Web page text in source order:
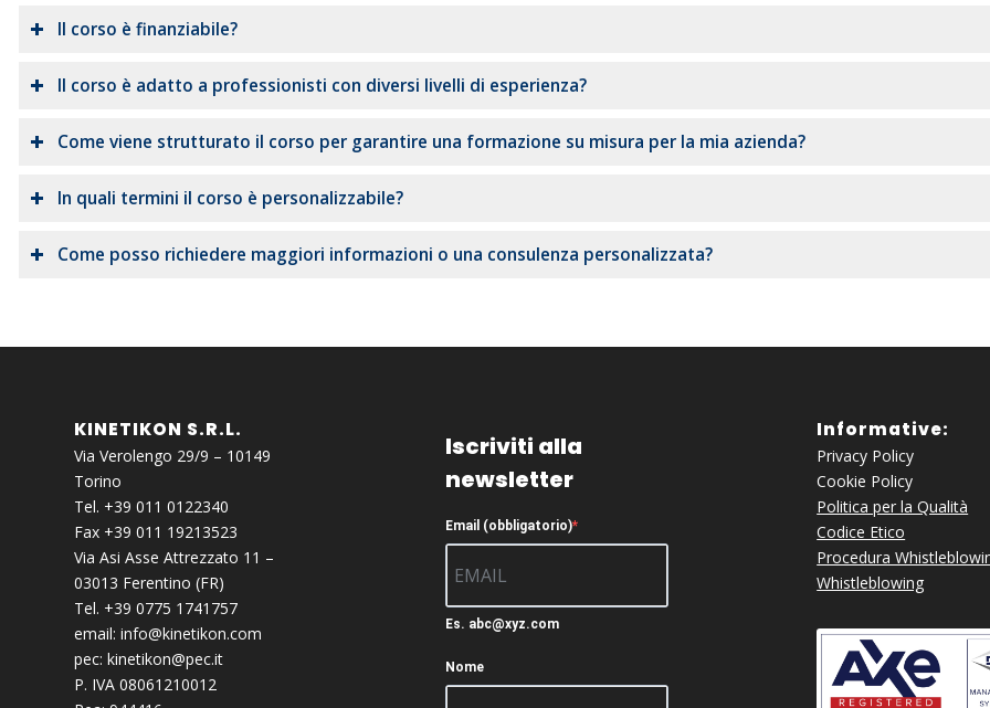
Il corso è finanziabile?
Il corso è adatto a professionisti con diversi livelli di esperienza?
Come viene strutturato il corso per garantire una formazione su misura per la mia azienda?
In quali termini il corso è personalizzabile?
Come posso richiedere maggiori informazioni o una consulenza personalizzata?
KINETIKON S.R.L.
Via Verolengo 29/9 – 10149
Torino
Tel. +39 011 0122340
Fax +39 011 19213523
Via Asi Asse Attrezzato 11 –
03013 Ferentino (FR)
Tel. +39 0775 1741757
email:info@kinetikon.com
pec:kinetikon@pec.it
P. IVA 08061210012
Iscriviti alla
newsletter
Email (obbligatorio)
Es. abc@xyz.com
Nome
Informative:
Privacy Policy
Cookie Policy
Politica per la Qualità
Codice Etico
Procedura
Whistleblowing